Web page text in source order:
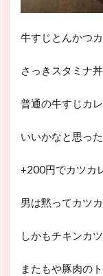
牛すじとんかつ
さっきスタミナ
普通の牛すじカ
いいかなと思っ
+200円でカツカ
男は黙ってカツ
しかもチキンカ
またもや豚肉の